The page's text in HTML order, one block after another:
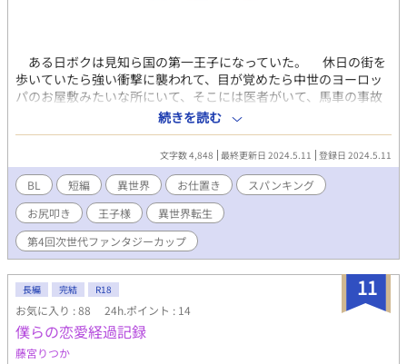
なかった。 淫魔が人間一人に肩入れするのを見た魔王様は、弟の
ルシカを開花直前で姦わした。 それを知ったカグヤは、魔王の許
しを乞う為愛人契約をし、弟達二人分の精の提供を約束してしま
った。 罪悪感からルシカも淫魔として目覚め、その下の弟ヨゾラ
はその二人の行動に嫌気と疑問を持つ。 『精が生きる糧なら、一
人に絞ったっていいじゃん』 四苦八苦しながら、何とか下界に降
りた三兄弟は無事王子様を見つける事が出来るのか？ かなりの駄
文です。
ある日ボクは見知ら国の第一王子になっていた。 休日の街を
歩いていたら強い衝撃に襲われて、目が覚めたら中世のヨーロッ
パのお屋敷みたいな所にいて、そこには医者がいて、馬車の事故
で数日眠っていたと言われたけど、さっぱりその記憶はない。
鏡を見れば元の顔のボクがそこにいた。相変わらずの美少年だ。
元々街を歩けばボーイッシュな女の子に間違われて芸能事務所に
スカウトされるような容姿をしている。 これがいわゆる転生と
呼ばれるものなのだろうか。
続きを読む
文字数 4,848 最終更新日 2024.5.11 登録日 2024.5.11
BL 短編 異世界 お仕置き
スパンキング
お尻叩き
王子様
異世界転生
第4回次世代ファンタジーカップ
11
長編 完結 R18
お気に入り : 88 24h.ポイント : 14
僕らの恋愛経過記録
藤宮りつか